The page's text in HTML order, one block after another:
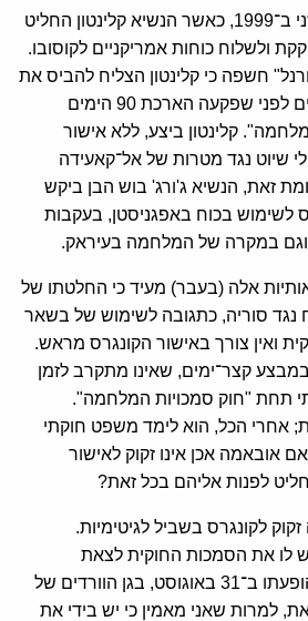
המטוטלת נעה לכיוון השני ב־1999, כאשר הנשיא קלינטון החליט
ולשלוח כוחות אמריקניים לקוסובו.
חשפה כי קלינטון הצליח להביס את
הסרבים בקוסובו 12 ימים לפני שפקעה הארכת 90 הימים
קלינטון ביצע, ללא אישור
שיוט נגד מטרות של אל־קאעידה
זאת, הנשיא ג'ורג' בוש הבן ביקש
לשימוש בכוח באפגניסטן, בעקבות
אלה (בעבר) מעיד כי החלטתו של
סוריה, כתגובה לשימוש של בשאר
ואין צורך באישור הקונגרס מראש.
קצר־ימים, שאינו מתקרב לזמן
תחת "חוק סמכויות המלחמה".
אחרי הכל, הוא לימד משפט חוקתי
אובאמה אכן אינו זקוק לאישור
לפנות אליהם בכל זאת?
לקונגרס בשביל לגיטימיות.
לו את הסמכות החוקית לצאת
במתקפה נגד סוריה. בהופעתו ב־31 באוגוסט, בגן הוורדים של
למרות שאני מאמין כי יש בידי את